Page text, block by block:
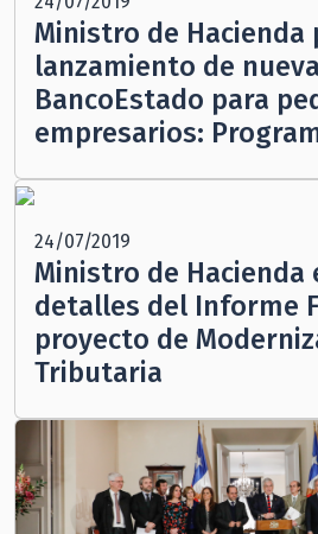
Ministro de Hacienda
lanzamiento de
BancoEstado para
empresarios:
24/07/2019
Ministro de Hacienda
detalles del Informe
proyecto de
Tributaria